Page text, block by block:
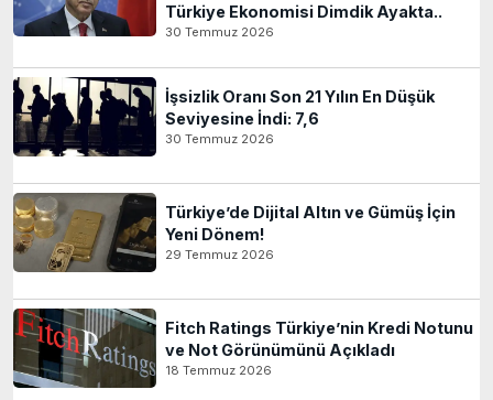
Türkiye Ekonomisi Dimdik Ayakta..
30 Temmuz 2026
İşsizlik Oranı Son 21 Yılın En Düşük
Seviyesine İndi: 7,6
30 Temmuz 2026
Türkiye’de Dijital Altın ve Gümüş İçin
Yeni Dönem!
29 Temmuz 2026
Fitch Ratings Türkiye’nin Kredi Notunu
ve Not Görünümünü Açıkladı
18 Temmuz 2026